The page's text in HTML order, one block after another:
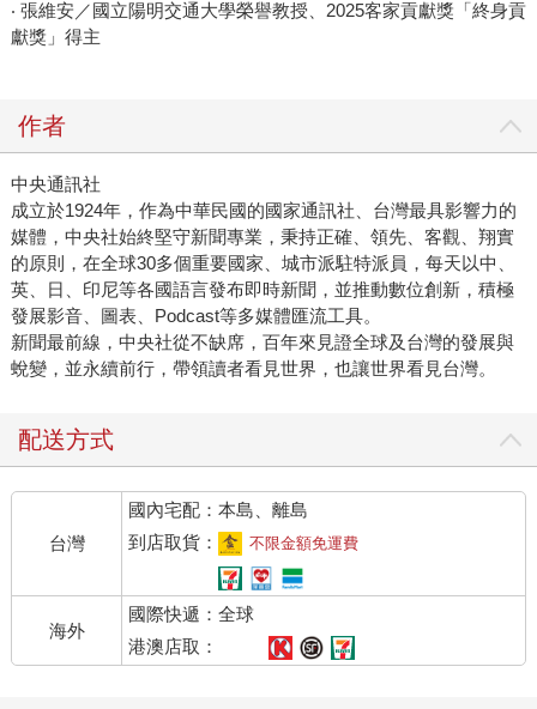
‧ 張維安／國立陽明交通大學榮譽教授、2025客家貢獻獎「終身貢
獻獎」得主
作者
中央通訊社
成立於1924年，作為中華民國的國家通訊社、台灣最具影響力的
媒體，中央社始終堅守新聞專業，秉持正確、領先、客觀、翔實
的原則，在全球30多個重要國家、城市派駐特派員，每天以中、
英、日、印尼等各國語言發布即時新聞，並推動數位創新，積極
發展影音、圖表、Podcast等多媒體匯流工具。
新聞最前線，中央社從不缺席，百年來見證全球及台灣的發展與
蛻變，並永續前行，帶領讀者看見世界，也讓世界看見台灣。
配送方式
台灣
國內宅配：本島、離島
到店取貨：
不限金額免運費
海外
國際快遞：全球
港澳店取：